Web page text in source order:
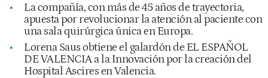
La compañía, con más de 45 años de trayectoria,
apuesta por revolucionar la atención al paciente con
una sala quirúrgica única en Europa.
Lorena Saus obtiene el galardón de EL ESPAÑOL
DE VALENCIA a la Innovación por la creación del
Hospital Ascires en Valencia.